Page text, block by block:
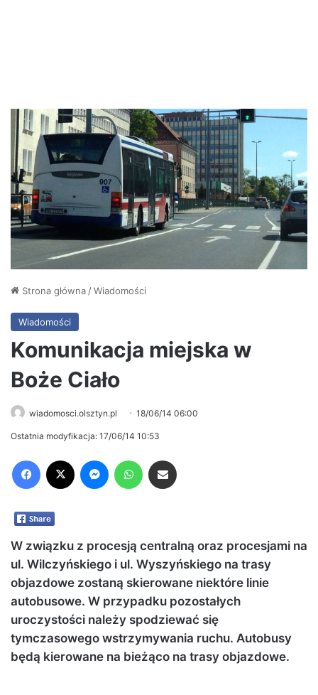
Strona główna /Wiadomości
Wiadomości
Komunikacja miejska w
Boże Ciało
wiadomosci.olsztyn.pl 18/06/14 06:00
Ostatnia modyfikacja: 17/06/14 10:53
W związku z procesją centralną oraz procesjami na
ul. Wilczyńskiego i ul. Wyszyńskiego na trasy
objazdowe zostaną skierowane niektóre linie
autobusowe. W przypadku pozostałych
uroczystości należy spodziewać się
tymczasowego wstrzymywania ruchu. Autobusy
będą kierowane na bieżąco na trasy objazdowe.